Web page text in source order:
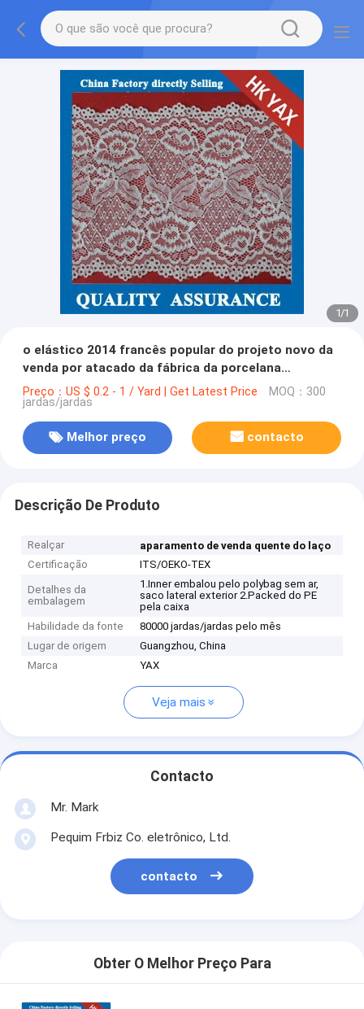
1/1
o elástico 2014 francês popular do projeto novo da
venda por atacado da fábrica da porcelana
scalloped o aparamento do laço da borda para o
roupa interior
Preço：US $ 0.2 - 1 / Yard | Get Latest Price MOQ：300
jardas/jardas
Melhor preço contacto
Descrição De Produto
Realçar
aparamento de venda quente do laço
Certificação
ITS/OEKO-TEX
Detalhes da
embalagem
1.Inner embalou pelo polybag sem ar,
saco lateral exterior 2.Packed do PE
pela caixa
Habilidade da fonte
80000 jardas/jardas pelo mês
Lugar de origem
Guangzhou, China
Marca
YAX
Veja mais
Contacto
Mr. Mark
Pequim Frbiz Co. eletrônico, Ltd.
contacto
Obter O Melhor Preço Para